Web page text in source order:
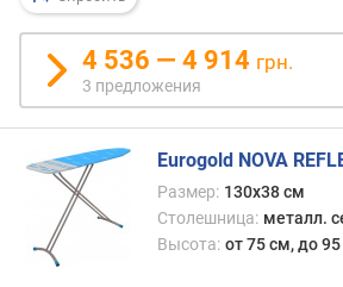
с
м
)
ш
и
р
и
н
а
д
4 536 — 4 914 грн.
3 предложения
Eurogold NOVA
Размер: 130х38 см
Столешница: металл.
Высота: от 75 см, до